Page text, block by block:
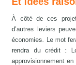
À côté de ces
d’autres leviers
économies. Le mot
rendra du crédit :
approvisionnement